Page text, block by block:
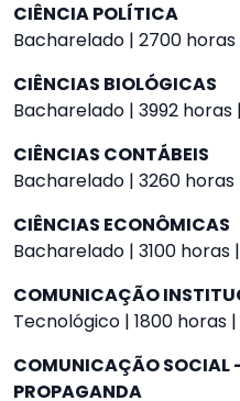
CIÊNCIA POLÍTICA
Bacharelado | 2700 horas
CIÊNCIAS BIOLÓGICAS
Bacharelado | 3992 horas |
CIÊNCIAS CONTÁBEIS
Bacharelado | 3260 horas
CIÊNCIAS ECONÔMICAS
Bacharelado | 3100 horas |
COMUNICAÇÃO
Tecnológico | 1800 horas |
COMUNICAÇÃO SOCIAL
PROPAGANDA